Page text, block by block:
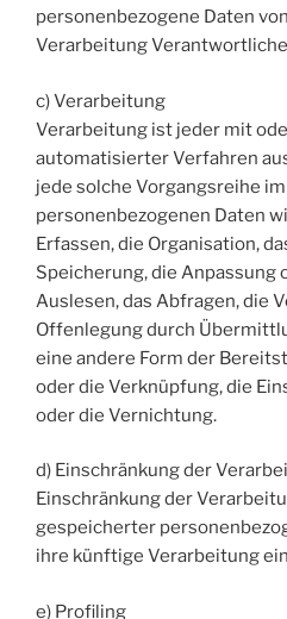
personenbezogene Daten
Verarbeitung
c) Verarbeitung
Verarbeitung ist jeder mit
automatisierter Verfahren
jede solche Vorgangsreihe
personenbezogenen Daten
Erfassen, die Organisation,
Speicherung, die Anpassung
Auslesen, das Abfragen, die
Offenlegung durch
eine andere Form der
oder die Verknüpfung, die
oder die Vernichtung.
d) Einschränkung der
Einschränkung der
gespeicherter
ihre künftige Verarbeitung
e) Profiling